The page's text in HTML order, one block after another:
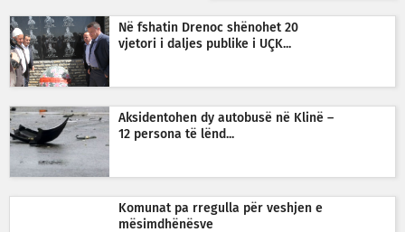
Në fshatin Drenoc shënohet 20
vjetori i daljes publike i UÇK...
Aksidentohen dy autobusë në Klinë –
12 persona të lënd...
Komunat pa rregulla për veshjen e
mësimdhënësve